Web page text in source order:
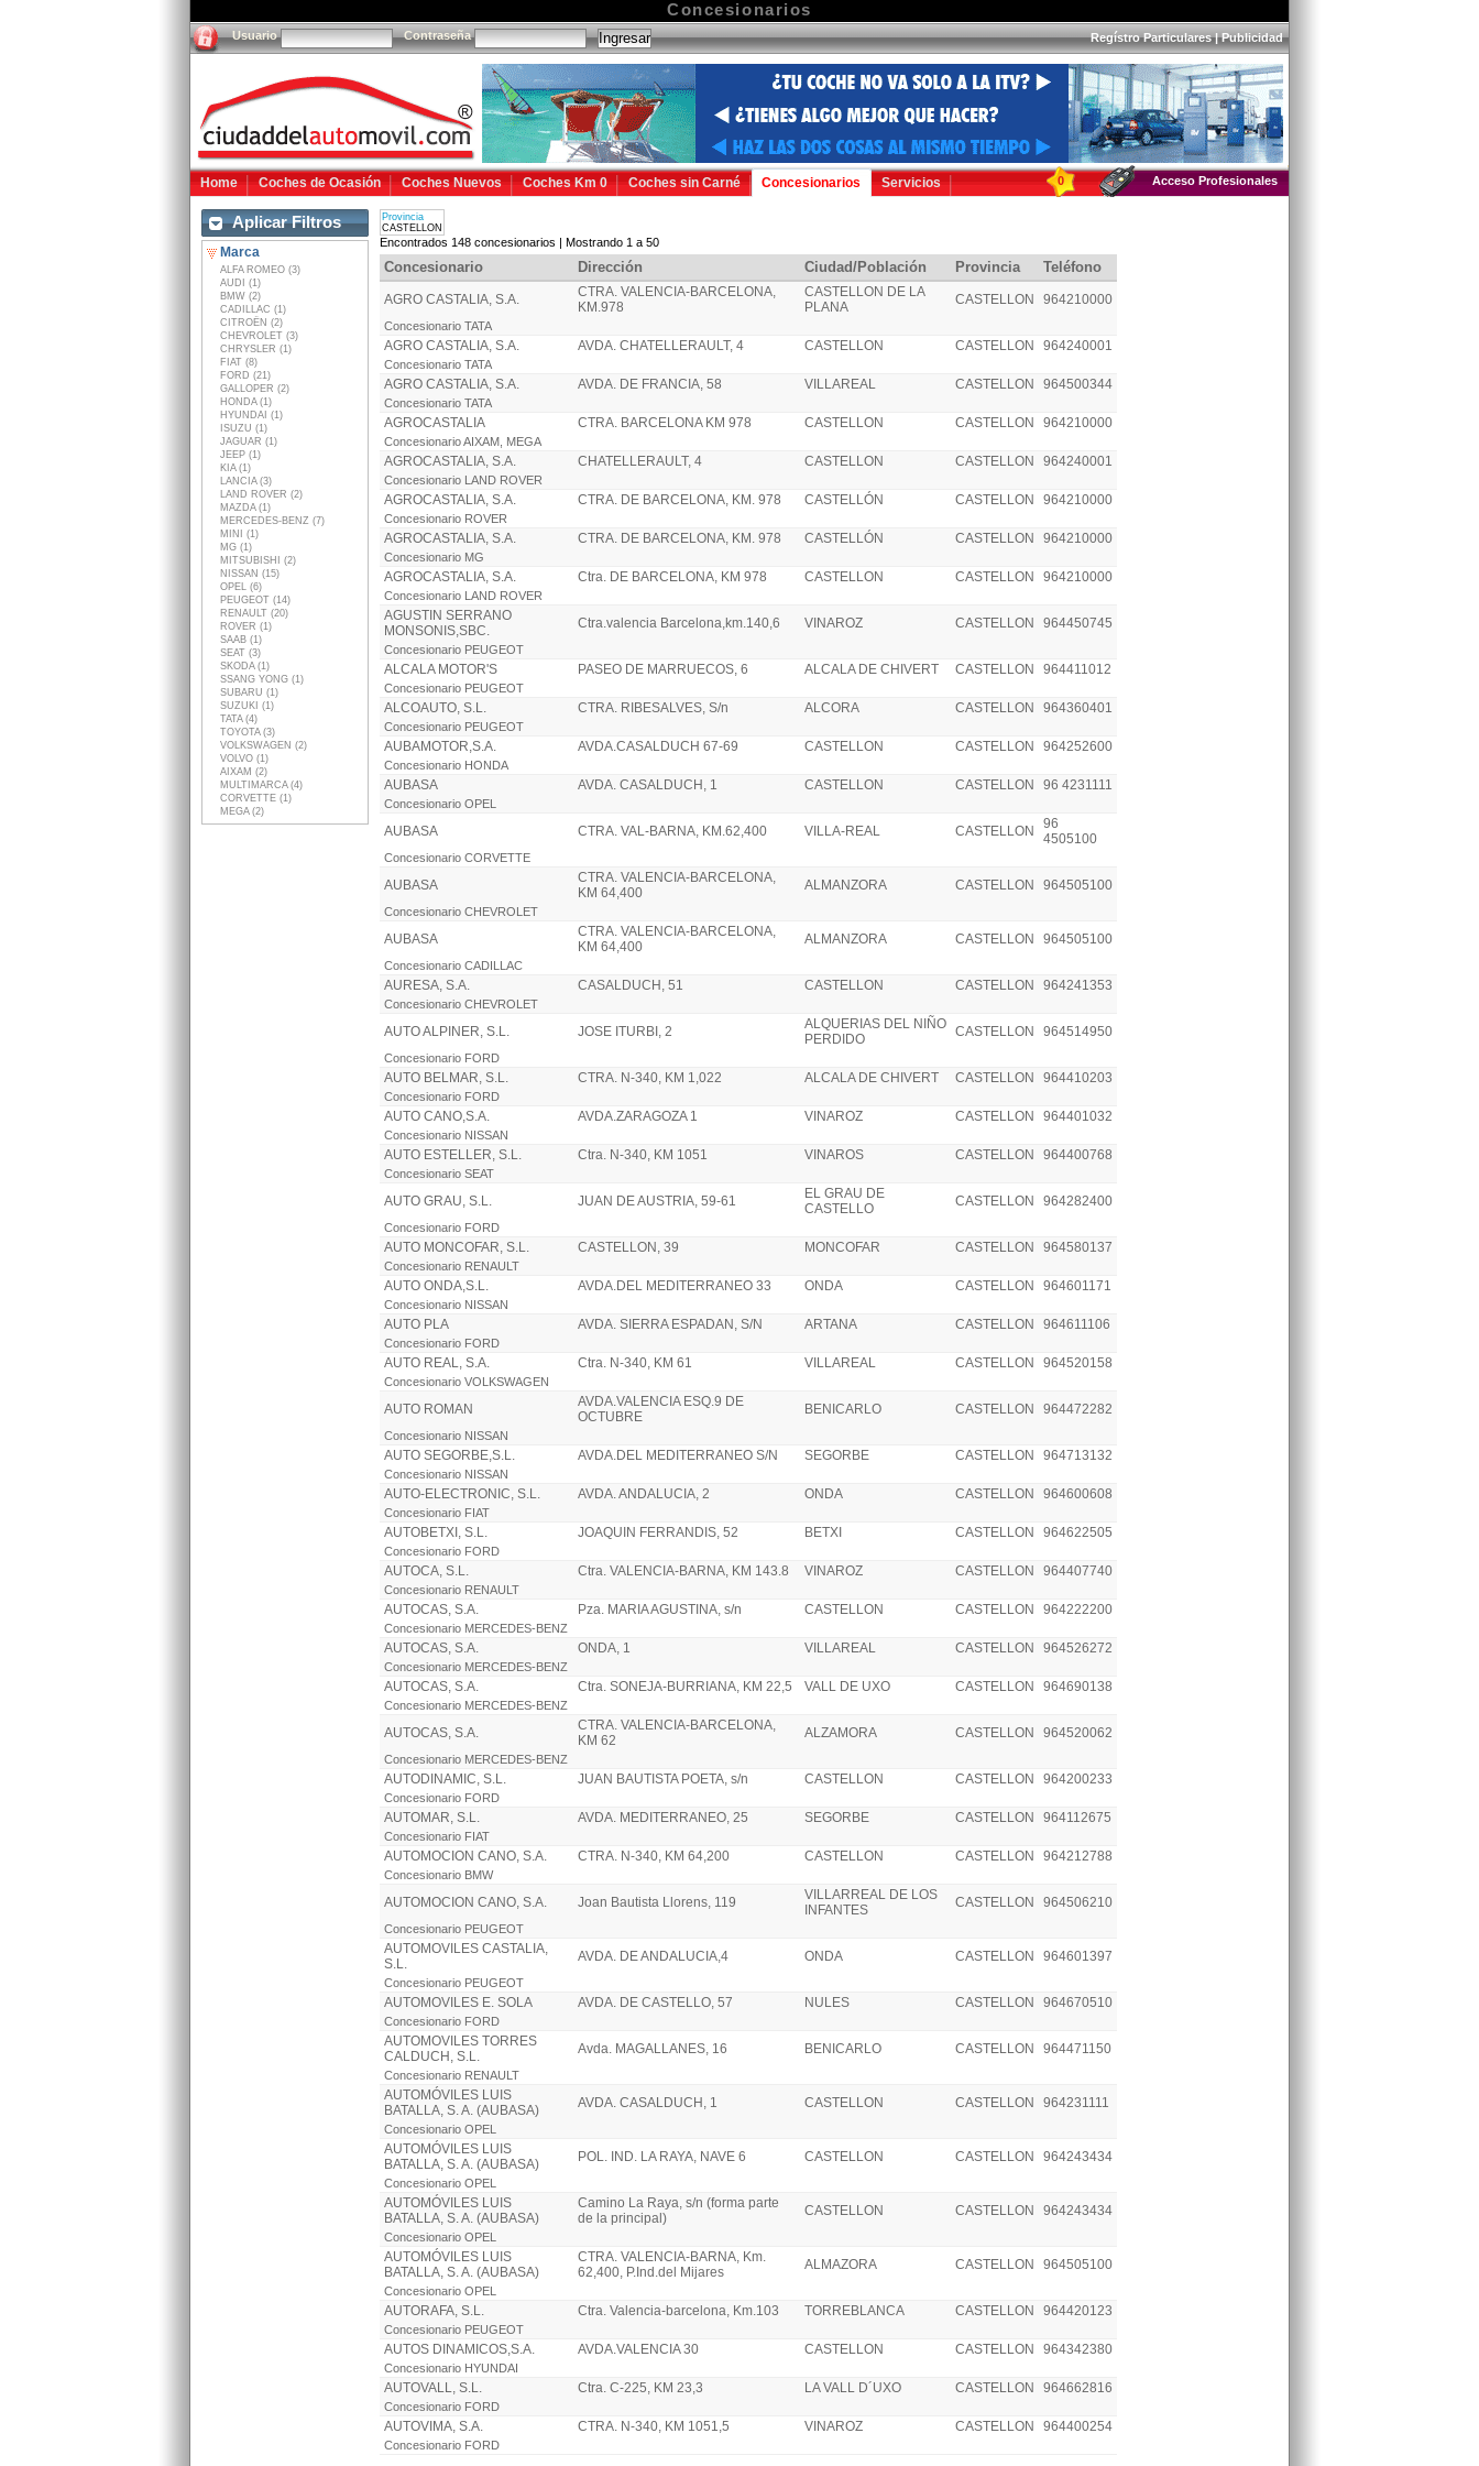
Concesionarios
Usuario Contraseña Regístro Particulares|Publicidad
Home Coches de Ocasión Coches Nuevos Coches Km 0 Coches sin Carné Concesionarios Servicios 0 Acceso Profesionales
Aplicar Filtros
Marca
ALFA ROMEO (3)
AUDI (1)
BMW (2)
CADILLAC (1)
CITROËN (2)
CHEVROLET (3)
CHRYSLER (1)
FIAT (8)
FORD (21)
GALLOPER (2)
HONDA (1)
HYUNDAI (1)
ISUZU (1)
JAGUAR (1)
JEEP (1)
KIA (1)
LANCIA (3)
LAND ROVER (2)
MAZDA (1)
MERCEDES-BENZ (7)
MINI (1)
MG (1)
MITSUBISHI (2)
NISSAN (15)
OPEL (6)
PEUGEOT (14)
RENAULT (20)
ROVER (1)
SAAB (1)
SEAT (3)
SKODA (1)
SSANG YONG (1)
SUBARU (1)
SUZUKI (1)
TATA (4)
TOYOTA (3)
VOLKSWAGEN (2)
VOLVO (1)
AIXAM (2)
MULTIMARCA (4)
CORVETTE (1)
MEGA (2)
Provincia
CASTELLON
Encontrados 148 concesionarios | Mostrando 1 a 50
Concesionario Dirección Ciudad/Población Provincia Teléfono
AGRO CASTALIA, S.A.
CTRA. VALENCIA-BARCELONA,
KM.978
CASTELLON DE LA
PLANA
CASTELLON 964210000
Concesionario TATA
AGRO CASTALIA, S.A. AVDA. CHATELLERAULT, 4 CASTELLON CASTELLON 964240001
Concesionario TATA
AGRO CASTALIA, S.A. AVDA. DE FRANCIA, 58 VILLAREAL CASTELLON 964500344
Concesionario TATA
AGROCASTALIA CTRA. BARCELONA KM 978 CASTELLON CASTELLON 964210000
Concesionario AIXAM, MEGA
AGROCASTALIA, S.A. CHATELLERAULT, 4 CASTELLON CASTELLON 964240001
Concesionario LAND ROVER
AGROCASTALIA, S.A. CTRA. DE BARCELONA, KM. 978 CASTELLÓN CASTELLON 964210000
Concesionario ROVER
AGROCASTALIA, S.A. CTRA. DE BARCELONA, KM. 978 CASTELLÓN CASTELLON 964210000
Concesionario MG
AGROCASTALIA, S.A. Ctra. DE BARCELONA, KM 978 CASTELLON CASTELLON 964210000
Concesionario LAND ROVER
AGUSTIN SERRANO
MONSONIS,SBC.
Ctra.valencia Barcelona,km.140,6 VINAROZ CASTELLON 964450745
Concesionario PEUGEOT
ALCALA MOTOR'S PASEO DE MARRUECOS, 6 ALCALA DE CHIVERT CASTELLON 964411012
Concesionario PEUGEOT
ALCOAUTO, S.L. CTRA. RIBESALVES, S/n ALCORA CASTELLON 964360401
Concesionario PEUGEOT
AUBAMOTOR,S.A. AVDA.CASALDUCH 67-69 CASTELLON CASTELLON 964252600
Concesionario HONDA
AUBASA AVDA. CASALDUCH, 1 CASTELLON CASTELLON 96 4231111
Concesionario OPEL
AUBASA CTRA. VAL-BARNA, KM.62,400 VILLA-REAL CASTELLON
96
4505100
Concesionario CORVETTE
AUBASA
CTRA. VALENCIA-BARCELONA,
KM 64,400
ALMANZORA CASTELLON 964505100
Concesionario CHEVROLET
AUBASA
CTRA. VALENCIA-BARCELONA,
KM 64,400
ALMANZORA CASTELLON 964505100
Concesionario CADILLAC
AURESA, S.A. CASALDUCH, 51 CASTELLON CASTELLON 964241353
Concesionario CHEVROLET
AUTO ALPINER, S.L. JOSE ITURBI, 2
ALQUERIAS DEL NIÑO
PERDIDO
CASTELLON 964514950
Concesionario FORD
AUTO BELMAR, S.L. CTRA. N-340, KM 1,022 ALCALA DE CHIVERT CASTELLON 964410203
Concesionario FORD
AUTO CANO,S.A. AVDA.ZARAGOZA 1 VINAROZ CASTELLON 964401032
Concesionario NISSAN
AUTO ESTELLER, S.L. Ctra. N-340, KM 1051 VINAROS CASTELLON 964400768
Concesionario SEAT
AUTO GRAU, S.L. JUAN DE AUSTRIA, 59-61
EL GRAU DE
CASTELLO
CASTELLON 964282400
Concesionario FORD
AUTO MONCOFAR, S.L. CASTELLON, 39 MONCOFAR CASTELLON 964580137
Concesionario RENAULT
AUTO ONDA,S.L. AVDA.DEL MEDITERRANEO 33 ONDA CASTELLON 964601171
Concesionario NISSAN
AUTO PLA AVDA. SIERRA ESPADAN, S/N ARTANA CASTELLON 964611106
Concesionario FORD
AUTO REAL, S.A. Ctra. N-340, KM 61 VILLAREAL CASTELLON 964520158
Concesionario VOLKSWAGEN
AUTO ROMAN
AVDA.VALENCIA ESQ.9 DE
OCTUBRE
BENICARLO CASTELLON 964472282
Concesionario NISSAN
AUTO SEGORBE,S.L. AVDA.DEL MEDITERRANEO S/N SEGORBE CASTELLON 964713132
Concesionario NISSAN
AUTO-ELECTRONIC, S.L. AVDA. ANDALUCIA, 2 ONDA CASTELLON 964600608
Concesionario FIAT
AUTOBETXI, S.L. JOAQUIN FERRANDIS, 52 BETXI CASTELLON 964622505
Concesionario FORD
AUTOCA, S.L. Ctra. VALENCIA-BARNA, KM 143.8 VINAROZ CASTELLON 964407740
Concesionario RENAULT
AUTOCAS, S.A. Pza. MARIA AGUSTINA, s/n CASTELLON CASTELLON 964222200
Concesionario MERCEDES-BENZ
AUTOCAS, S.A. ONDA, 1 VILLAREAL CASTELLON 964526272
Concesionario MERCEDES-BENZ
AUTOCAS, S.A. Ctra. SONEJA-BURRIANA, KM 22,5 VALL DE UXO CASTELLON 964690138
Concesionario MERCEDES-BENZ
AUTOCAS, S.A.
CTRA. VALENCIA-BARCELONA,
KM 62
ALZAMORA CASTELLON 964520062
Concesionario MERCEDES-BENZ
AUTODINAMIC, S.L. JUAN BAUTISTA POETA, s/n CASTELLON CASTELLON 964200233
Concesionario FORD
AUTOMAR, S.L. AVDA. MEDITERRANEO, 25 SEGORBE CASTELLON 964112675
Concesionario FIAT
AUTOMOCION CANO, S.A. CTRA. N-340, KM 64,200 CASTELLON CASTELLON 964212788
Concesionario BMW
AUTOMOCION CANO, S.A. Joan Bautista Llorens, 119
VILLARREAL DE LOS
INFANTES
CASTELLON 964506210
Concesionario PEUGEOT
AUTOMOVILES CASTALIA,
S.L.
AVDA. DE ANDALUCIA,4 ONDA CASTELLON 964601397
Concesionario PEUGEOT
AUTOMOVILES E. SOLA AVDA. DE CASTELLO, 57 NULES CASTELLON 964670510
Concesionario FORD
AUTOMOVILES TORRES
CALDUCH, S.L.
Avda. MAGALLANES, 16 BENICARLO CASTELLON 964471150
Concesionario RENAULT
AUTOMÓVILES LUIS
BATALLA, S. A. (AUBASA)
AVDA. CASALDUCH, 1 CASTELLON CASTELLON 964231111
Concesionario OPEL
AUTOMÓVILES LUIS
BATALLA, S. A. (AUBASA)
POL. IND. LA RAYA, NAVE 6 CASTELLON CASTELLON 964243434
Concesionario OPEL
AUTOMÓVILES LUIS
BATALLA, S. A. (AUBASA)
Camino La Raya, s/n (forma parte
de la principal)
CASTELLON CASTELLON 964243434
Concesionario OPEL
AUTOMÓVILES LUIS
BATALLA, S. A. (AUBASA)
CTRA. VALENCIA-BARNA, Km.
62,400, P.Ind.del Mijares
ALMAZORA CASTELLON 964505100
Concesionario OPEL
AUTORAFA, S.L. Ctra. Valencia-barcelona, Km.103 TORREBLANCA CASTELLON 964420123
Concesionario PEUGEOT
AUTOS DINAMICOS,S.A. AVDA.VALENCIA 30 CASTELLON CASTELLON 964342380
Concesionario HYUNDAI
AUTOVALL, S.L. Ctra. C-225, KM 23,3 LA VALL D´UXO CASTELLON 964662816
Concesionario FORD
AUTOVIMA, S.A. CTRA. N-340, KM 1051,5 VINAROZ CASTELLON 964400254
Concesionario FORD